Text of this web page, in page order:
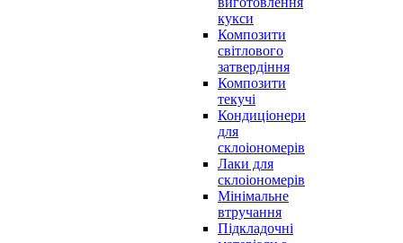
кукси
Композити
світлового
затвердіння
Композити
текучі
Кондиціонери
для
склоіономерів
Лаки для
склоіономерів
Мінімальне
втручання
Підкладочні